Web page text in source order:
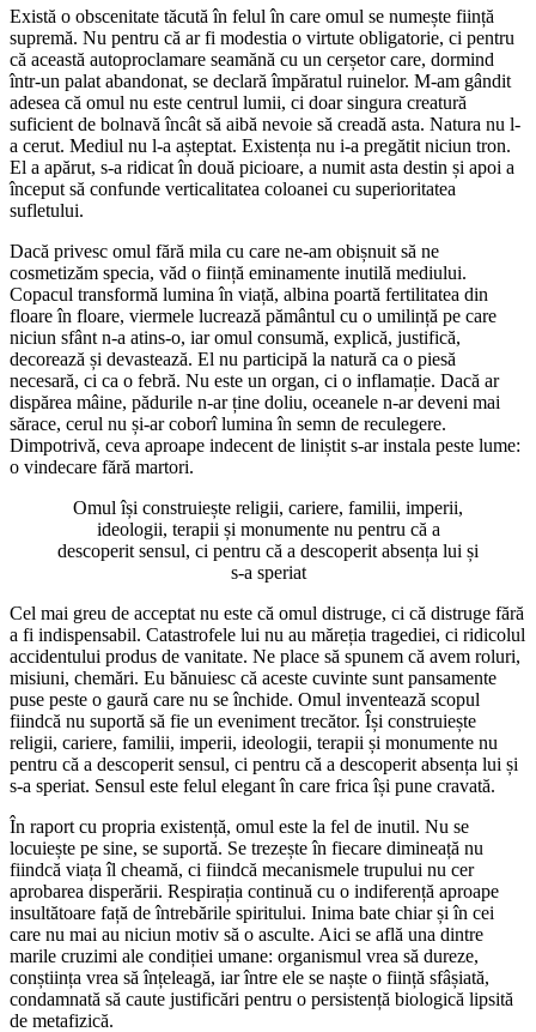
Există o obscenitate tăcută în felul în care omul se numește ființă
supremă. Nu pentru că ar fi modestia o virtute obligatorie, ci pentru
că această autoproclamare seamănă cu un cerșetor care, dormind
într-un palat abandonat, se declară împăratul ruinelor. M-am gândit
adesea că omul nu este centrul lumii, ci doar singura creatură
suficient de bolnavă încât să aibă nevoie să creadă asta. Natura nu l-
a cerut. Mediul nu l-a așteptat. Existența nu i-a pregătit niciun tron.
El a apărut, s-a ridicat în două picioare, a numit asta destin și apoi a
început să confunde verticalitatea coloanei cu superioritatea
sufletului.
Dacă privesc omul fără mila cu care ne-am obișnuit să ne
cosmetizăm specia, văd o ființă eminamente inutilă mediului.
Copacul transformă lumina în viață, albina poartă fertilitatea din
floare în floare, viermele lucrează pământul cu o umilință pe care
niciun sfânt n-a atins-o, iar omul consumă, explică, justifică,
decorează și devastează. El nu participă la natură ca o piesă
necesară, ci ca o febră. Nu este un organ, ci o inflamație. Dacă ar
dispărea mâine, pădurile n-ar ține doliu, oceanele n-ar deveni mai
sărace, cerul nu și-ar coborî lumina în semn de reculegere.
Dimpotrivă, ceva aproape indecent de liniștit s-ar instala peste lume:
o vindecare fără martori.
Omul își construiește religii, cariere, familii, imperii,
ideologii, terapii și monumente nu pentru că a
descoperit sensul, ci pentru că a descoperit absența lui și
s-a speriat
Cel mai greu de acceptat nu este că omul distruge, ci că distruge fără
a fi indispensabil. Catastrofele lui nu au măreția tragediei, ci ridicolul
accidentului produs de vanitate. Ne place să spunem că avem roluri,
misiuni, chemări. Eu bănuiesc că aceste cuvinte sunt pansamente
puse peste o gaură care nu se închide. Omul inventează scopul
fiindcă nu suportă să fie un eveniment trecător. Își construiește
religii, cariere, familii, imperii, ideologii, terapii și monumente nu
pentru că a descoperit sensul, ci pentru că a descoperit absența lui și
s-a speriat. Sensul este felul elegant în care frica își pune cravată.
În raport cu propria existență, omul este la fel de inutil. Nu se
locuiește pe sine, se suportă. Se trezește în fiecare dimineață nu
fiindcă viața îl cheamă, ci fiindcă mecanismele trupului nu cer
aprobarea disperării. Respirația continuă cu o indiferență aproape
insultătoare față de întrebările spiritului. Inima bate chiar și în cei
care nu mai au niciun motiv să o asculte. Aici se află una dintre
marile cruzimi ale condiției umane: organismul vrea să dureze,
conștiința vrea să înțeleagă, iar între ele se naște o ființă sfâșiată,
condamnată să caute justificări pentru o persistență biologică lipsită
de metafizică.